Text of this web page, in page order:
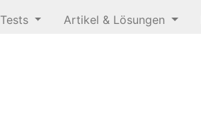
Tests Artikel & Lösungen